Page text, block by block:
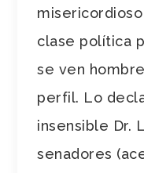
clase política
se ven
perfil. Lo
insensible Dr.
senadores